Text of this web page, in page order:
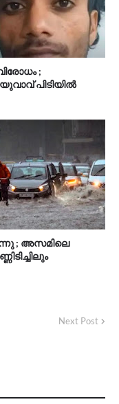
;
പിടിയിൽ
; അസമിലെ
Next Post